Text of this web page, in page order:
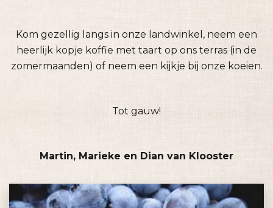
Kom gezellig langs in onze landwinkel, neem een
heerlijk kopje koffie met taart op ons terras (in de
zomermaanden) of neem een kijkje bij onze koeien.
Tot gauw!
Martin, Marieke en Dian van Klooster